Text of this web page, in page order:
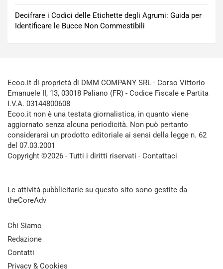
Decifrare i Codici delle Etichette degli Agrumi: Guida per
Identificare le Bucce Non Commestibili
Ecoo.it di proprietà di DMM COMPANY SRL - Corso Vittorio
Emanuele II, 13, 03018 Paliano (FR) - Codice Fiscale e Partita
I.V.A. 03144800608
Ecoo.it non è una testata giornalistica, in quanto viene
aggiornato senza alcuna periodicità. Non può pertanto
considerarsi un prodotto editoriale ai sensi della legge n. 62
del 07.03.2001
Copyright ©2026 - Tutti i diritti riservati - Contattaci
Le attività pubblicitarie su questo sito sono gestite da
theCoreAdv
Chi Siamo
Redazione
Contatti
Privacy & Cookies